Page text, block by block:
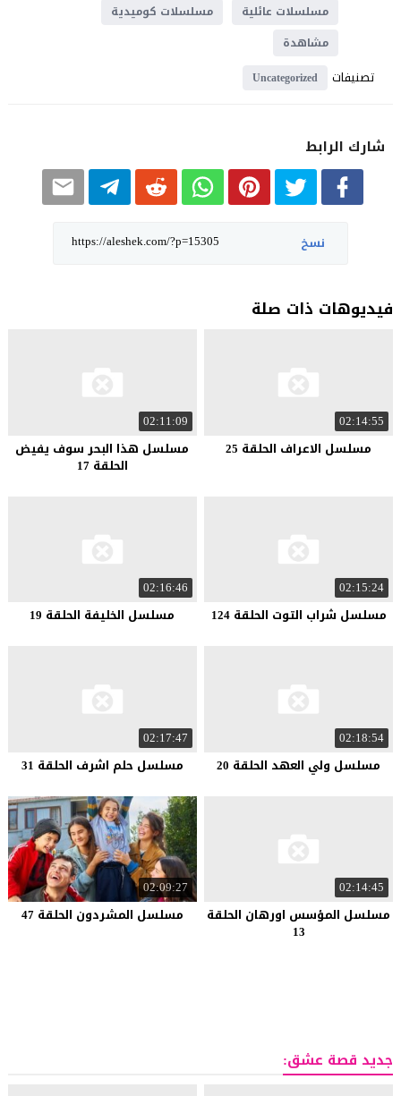
مسلسلات عائلية
مسلسلات كوميدية
مشاهدة
تصنيفات Uncategorized
شارك الرابط
نسخ
فيديوهات ذات صلة
02:14:55
مسلسل الاعراف الحلقة 25
02:11:09
مسلسل هذا البحر سوف يفيض
الحلقة 17
02:15:24
مسلسل شراب التوت الحلقة 124
02:16:46
مسلسل الخليفة الحلقة 19
02:18:54
مسلسل ولي العهد الحلقة 20
02:17:47
مسلسل حلم اشرف الحلقة 31
02:14:45
مسلسل المؤسس اورهان الحلقة
13
02:09:27
مسلسل المشردون الحلقة 47
جديد قصة عشق: